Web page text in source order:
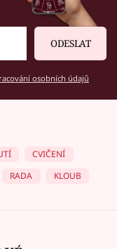
ODESLAT
osobních údajů
CVIČENÍ
RADA KLOUB